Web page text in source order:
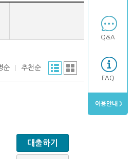
Q&A
FAQ
이용안내 >
순 추천순
대출하기